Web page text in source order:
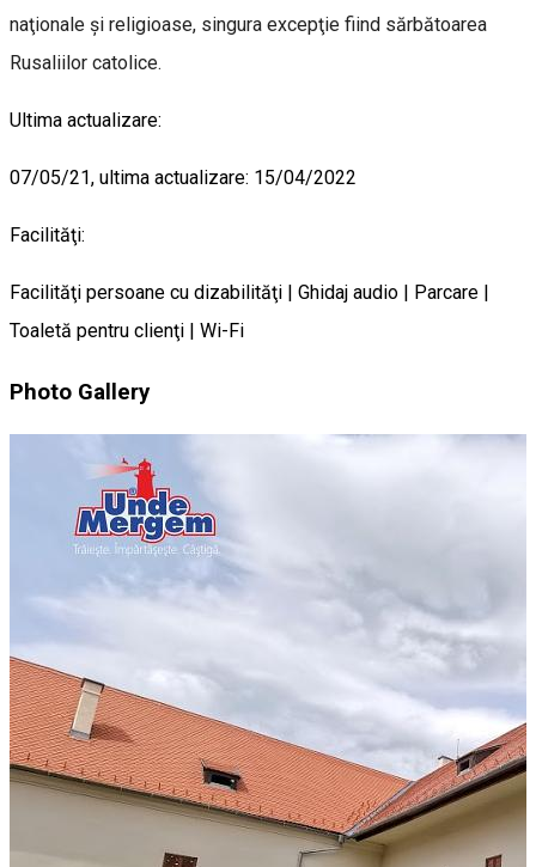
naţionale şi religioase, singura excepţie fiind sărbătoarea
Rusaliilor catolice.
Ultima actualizare:
07/05/21, ultima actualizare: 15/04/2022
Facilităţi:
Facilităţi persoane cu dizabilităţi | Ghidaj audio | Parcare |
Toaletă pentru clienţi | Wi-Fi
Photo Gallery